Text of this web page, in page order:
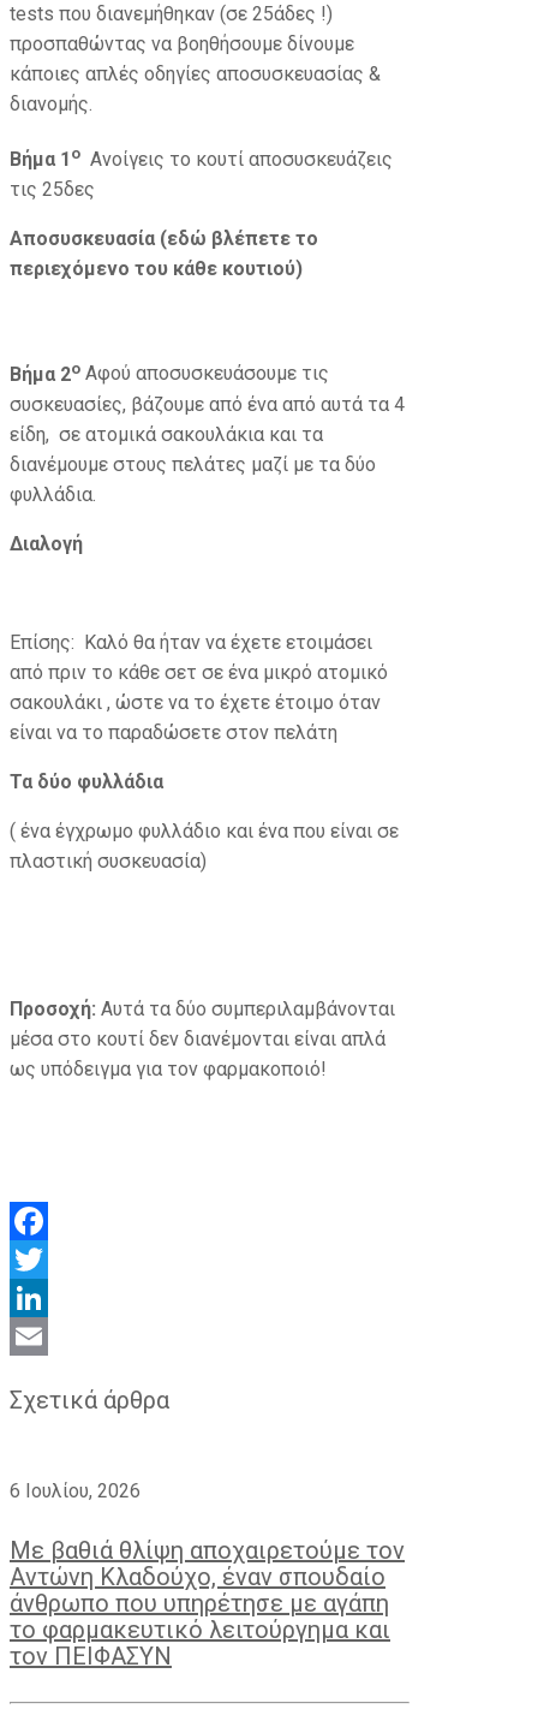
tests που διανεμήθηκαν (σε 25άδες !)
προσπαθώντας να βοηθήσουμε δίνουμε
κάποιες απλές οδηγίες αποσυσκευασίας &
διανομής.
Βήμα 1 ο Ανοίγεις το κουτί αποσυσκευάζεις
τις 25δες
Αποσυσκευασία (εδώ βλέπετε το
περιεχόμενο του κάθε κουτιού)
Βήμα 2ο Αφού αποσυσκευάσουμε τις
συσκευασίες, βάζουμε από ένα από αυτά τα 4
είδη, σε ατομικά σακουλάκια και τα
διανέμουμε στους πελάτες μαζί με τα δύο
φυλλάδια.
Διαλογή
Επίσης: Καλό θα ήταν να έχετε ετοιμάσει
από πριν το κάθε σετ σε ένα μικρό ατομικό
σακουλάκι , ώστε να το έχετε έτοιμο όταν
είναι να το παραδώσετε στον πελάτη
Τα δύο φυλλάδια
( ένα έγχρωμο φυλλάδιο και ένα που είναι σε
πλαστική συσκευασία)
Προσοχή: Αυτά τα δύο συμπεριλαμβάνονται
μέσα στο κουτί δεν διανέμονται είναι απλά
ως υπόδειγμα για τον φαρμακοποιό!
Facebook
Twitter
LinkedIn
Σχετικά άρθρα
6 Ιουλίου, 2026
Με βαθιά θλίψη αποχαιρετούμε τον
Αντώνη Κλαδούχο, έναν σπουδαίο
άνθρωπο που υπηρέτησε με αγάπη
το φαρμακευτικό λειτούργημα και
τον ΠΕΙΦΑΣΥΝ